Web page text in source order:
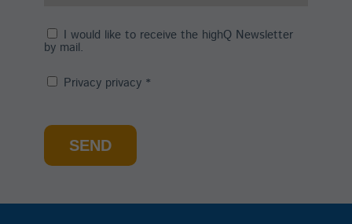
I would like to receive the highQ Newsletter
by mail.
Privacy privacy *
SEND